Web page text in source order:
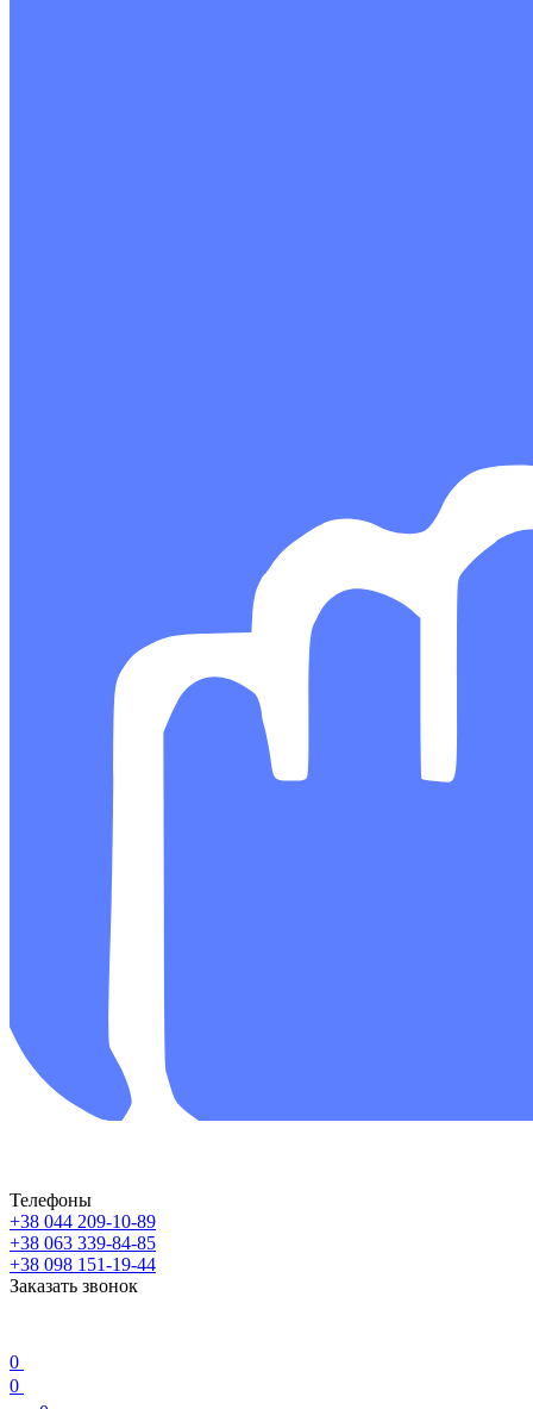
Телефоны
+38 044 209-10-89
+38 063 339-84-85
+38 098 151-19-44
Заказать звонок
0
0